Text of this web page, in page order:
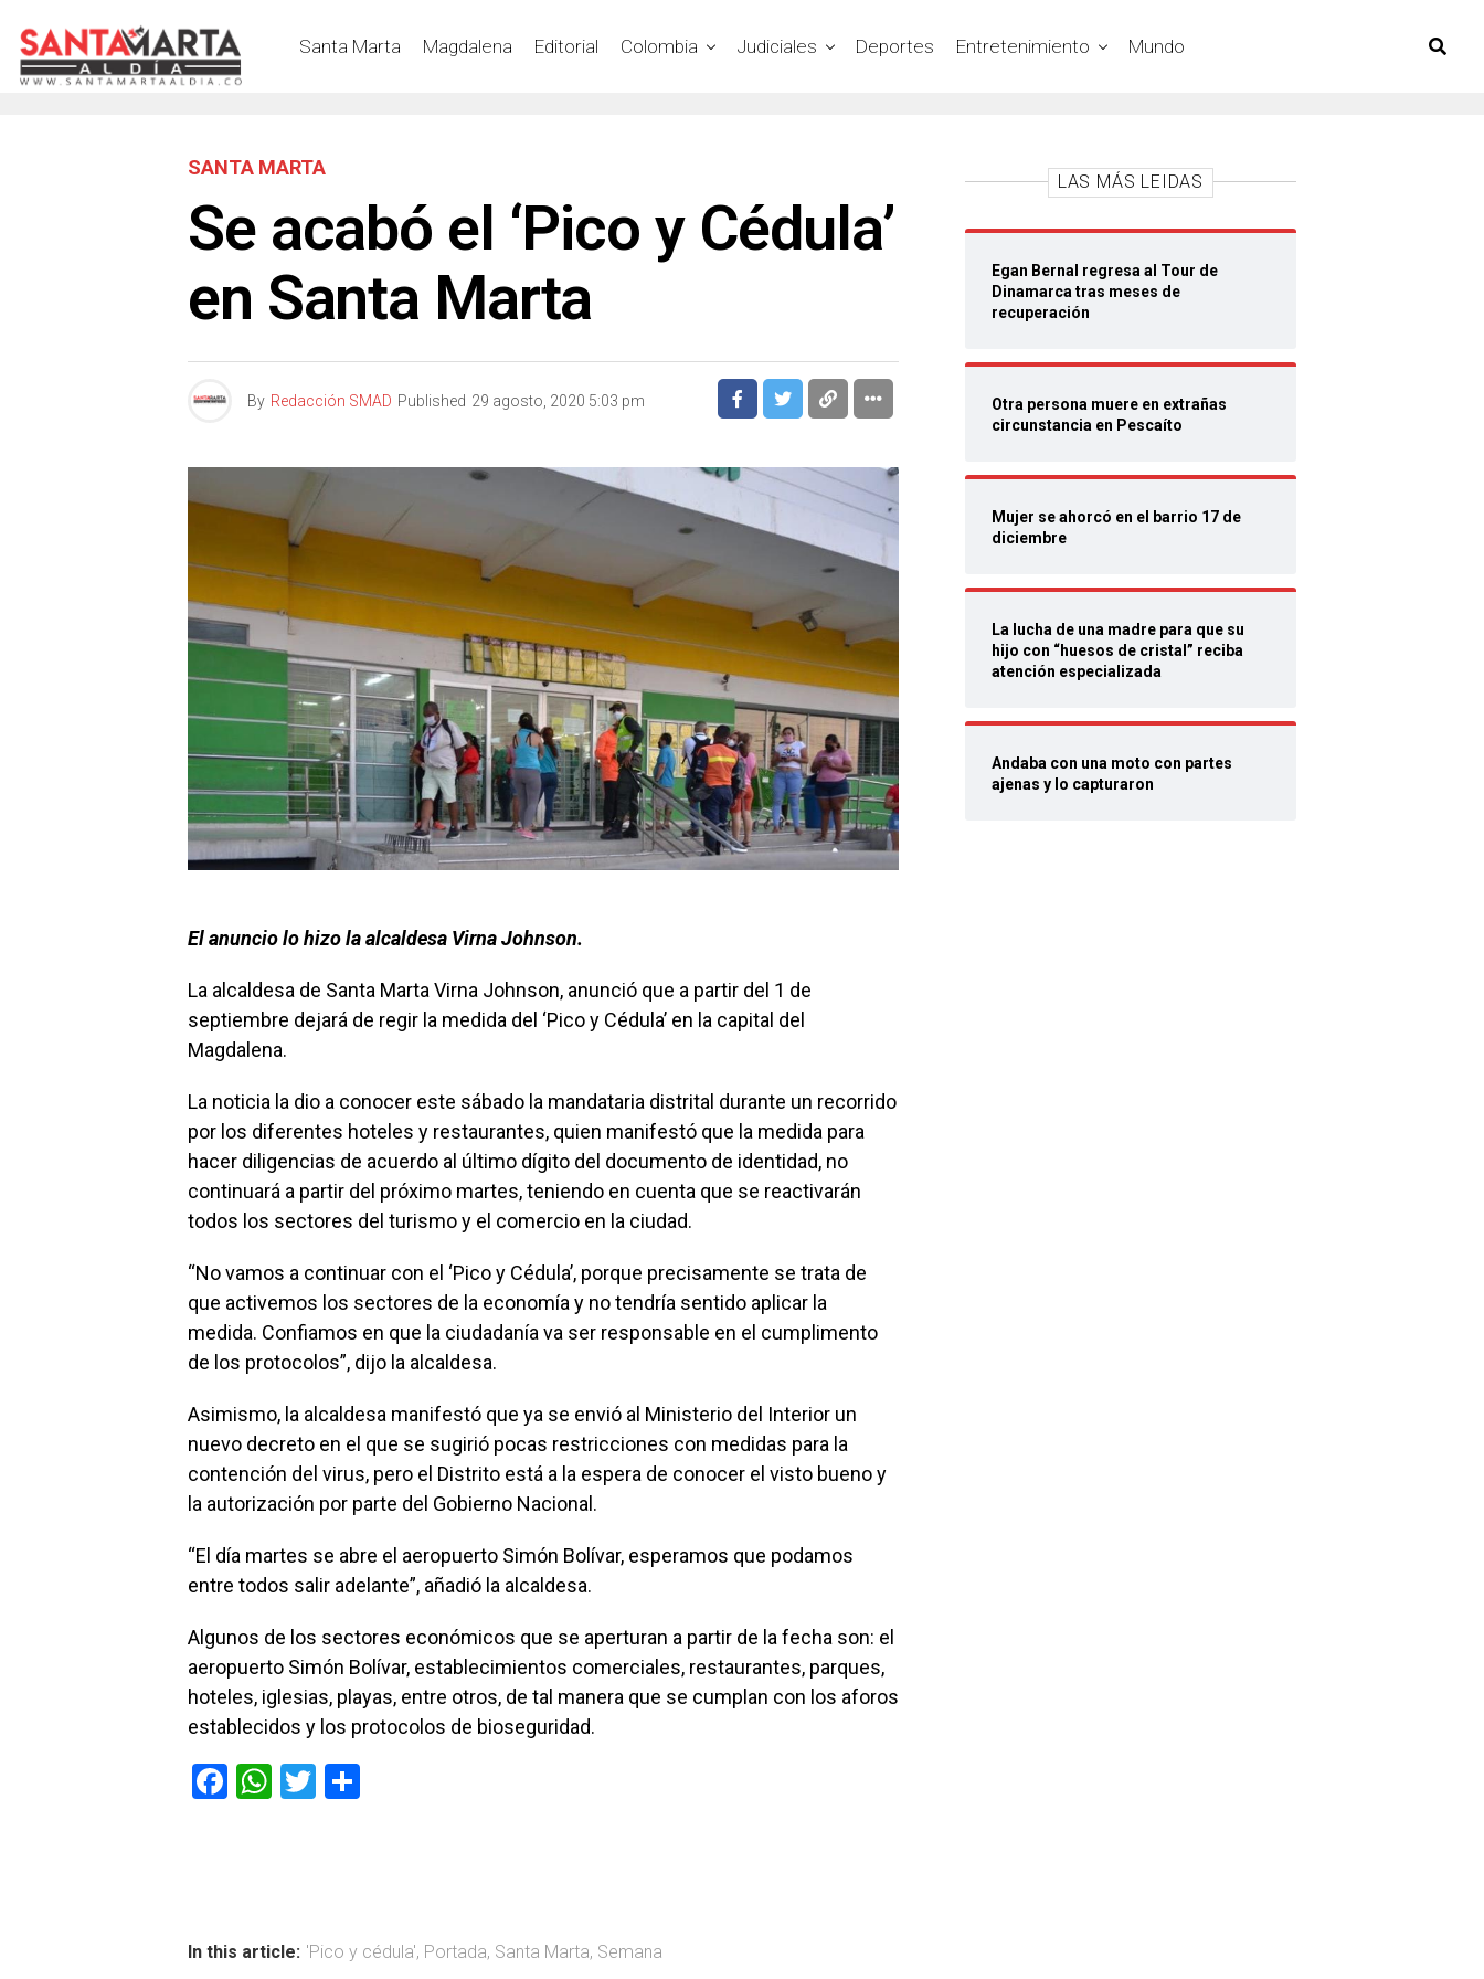
Santa Marta Magdalena Editorial Colombia Judiciales Deportes Entretenimiento Mundo
SANTA MARTA
Se acabó el ‘Pico y Cédula’
en Santa Marta
By Redacción SMAD Published 29 agosto, 2020 5:03 pm
El anuncio lo hizo la alcaldesa Virna Johnson.
La alcaldesa de Santa Marta Virna Johnson, anunció que a partir del 1 de
septiembre dejará de regir la medida del ‘Pico y Cédula’ en la capital del
Magdalena.
La noticia la dio a conocer este sábado la mandataria distrital durante un recorrido
por los diferentes hoteles y restaurantes, quien manifestó que la medida para
hacer diligencias de acuerdo al último dígito del documento de identidad, no
continuará a partir del próximo martes, teniendo en cuenta que se reactivarán
todos los sectores del turismo y el comercio en la ciudad.
“No vamos a continuar con el ‘Pico y Cédula’, porque precisamente se trata de
que activemos los sectores de la economía y no tendría sentido aplicar la
medida. Confiamos en que la ciudadanía va ser responsable en el cumplimento
de los protocolos”, dijo la alcaldesa.
Asimismo, la alcaldesa manifestó que ya se envió al Ministerio del Interior un
nuevo decreto en el que se sugirió pocas restricciones con medidas para la
contención del virus, pero el Distrito está a la espera de conocer el visto bueno y
la autorización por parte del Gobierno Nacional.
“El día martes se abre el aeropuerto Simón Bolívar, esperamos que podamos
entre todos salir adelante”, añadió la alcaldesa.
Algunos de los sectores económicos que se aperturan a partir de la fecha son: el
aeropuerto Simón Bolívar, establecimientos comerciales, restaurantes, parques,
hoteles, iglesias, playas, entre otros, de tal manera que se cumplan con los aforos
establecidos y los protocolos de bioseguridad.
F
ok
W
p
T
tir
In this article: 'Pico y cédula', Portada, Santa Marta, Semana
LAS MÁS LEIDAS
Egan Bernal regresa al Tour de
Dinamarca tras meses de
recuperación
Otra persona muere en extrañas
circunstancia en Pescaíto
Mujer se ahorcó en el barrio 17 de
diciembre
La lucha de una madre para que su
hijo con “huesos de cristal” reciba
atención especializada
Andaba con una moto con partes
ajenas y lo capturaron